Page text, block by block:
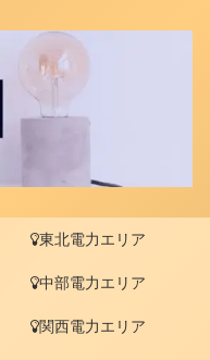
東北電力エリア
中部電力エリア
関西電力エリア